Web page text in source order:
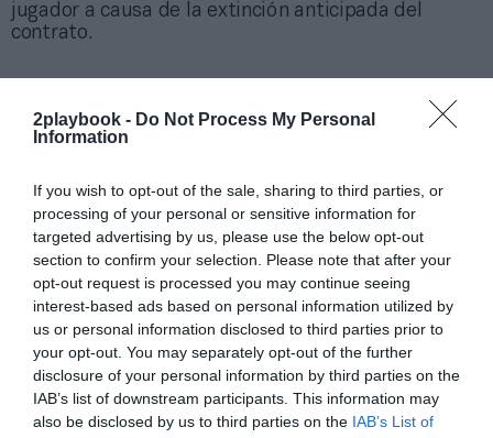
2playbook - Do Not Process My Personal
Information
If you wish to opt-out of the sale, sharing to third parties, or
processing of your personal or sensitive information for
targeted advertising by us, please use the below opt-out
section to confirm your selection. Please note that after your
opt-out request is processed you may continue seeing
interest-based ads based on personal information utilized by
us or personal information disclosed to third parties prior to
your opt-out. You may separately opt-out of the further
disclosure of your personal information by third parties on the
IAB’s list of downstream participants. This information may
also be disclosed by us to third parties on the IAB’s List of
jugador a causa de la extinción anticipada del
contrato.
Por consiguiente, y asumiendo que el objetivo
final que motivaría al F.C. Barcelona a despedir a
Umtiti sería poder liberarse de la ficha de un
asumiendo el pago de una cantidad indemnizatoria
menor en proporción a su ficha-, se ha de enfatizar
que la adopción de dicha decisión podría resultar a
la postre perjudicial y antieconómica para la
entidad, en la medida que:
1. El club perdería los servicios del jugador, quien
a pesar de no contar para el entrenador podría ser
de utilidad en una temporada cargada de partidos.
2. El club se vería privado de las cantidades
económicas que pudieran acordarse con el club de
destino por el traspaso o cesión del jugador, lo que